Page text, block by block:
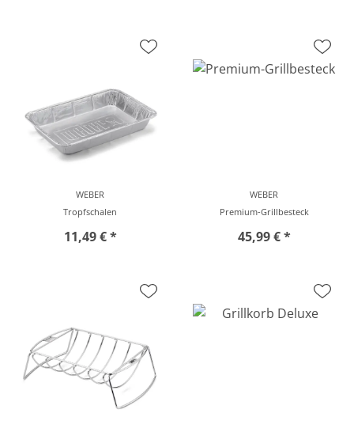
WEBER
Tropfschalen
11,49 € *
WEBER
Premium-Grillbesteck
45,99 € *